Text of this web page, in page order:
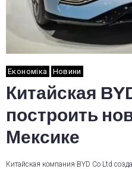
Економіка Новини
Китайская
построить
Мексике
Китайская компания BYD Co Ltd